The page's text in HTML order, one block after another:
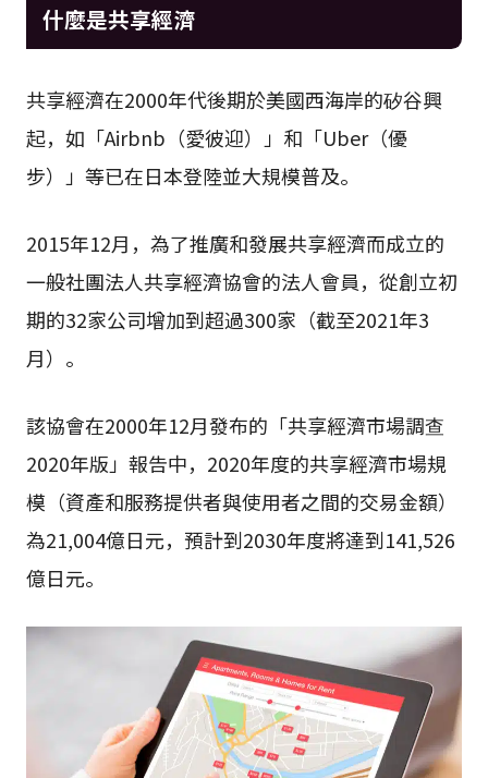
什麼是共享經濟
共享經濟在2000年代後期於美國西海岸的矽谷興
起，如「Airbnb（愛彼迎）」和「Uber（優
步）」等已在日本登陸並大規模普及。
2015年12月，為了推廣和發展共享經濟而成立的
一般社團法人共享經濟協會的法人會員，從創立初
期的32家公司增加到超過300家（截至2021年3
月）。
該協會在2000年12月發布的「共享經濟市場調查
2020年版」報告中，2020年度的共享經濟市場規
模（資產和服務提供者與使用者之間的交易金額）
為21,004億日元，預計到2030年度將達到141,526
億日元。